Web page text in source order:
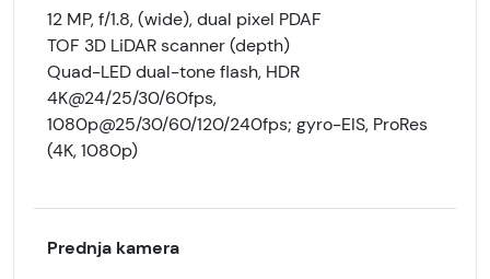
12 MP, f/1.8, (wide), dual pixel PDAF
TOF 3D LiDAR scanner (depth)
Quad-LED dual-tone flash, HDR
4K@24/25/30/60fps,
1080p@25/30/60/120/240fps; gyro-EIS, ProRes
(4K, 1080p)
Prednja kamera